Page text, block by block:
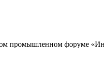
промышленном форуме